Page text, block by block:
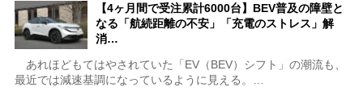
【4ヶ月間で受注累計6000台】BEV普及の障壁と
なる「航続距離の不安」「充電のストレス」解
消…
あれほどもてはやされていた「EV（BEV）シフト」の潮流も、
最近では減速基調になっているように見える。…